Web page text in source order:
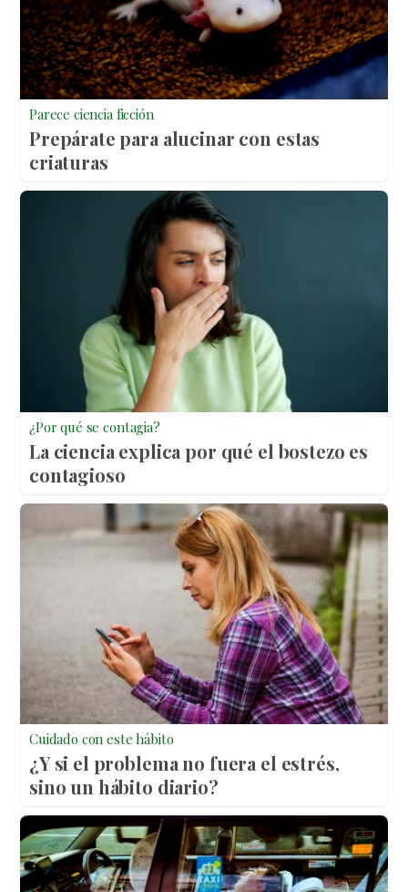
Parece ciencia ficción
Prepárate para alucinar con estas
criaturas
¿Por qué se contagia?
La ciencia explica por qué el bostezo es
contagioso
Cuidado con este hábito
¿Y si el problema no fuera el estrés,
sino un hábito diario?